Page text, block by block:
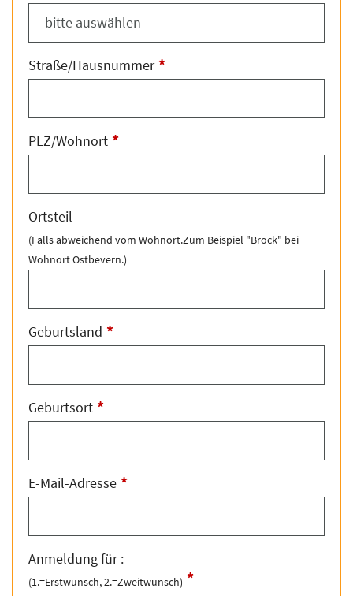
Straße/Hausnummer *
PLZ/Wohnort *
Ortsteil
(Falls abweichend vom Wohnort.Zum Beispiel "Brock" bei
Wohnort Ostbevern.)
Geburtsland *
Geburtsort *
E-Mail-Adresse *
Anmeldung für :
(1.=Erstwunsch, 2.=Zweitwunsch) *